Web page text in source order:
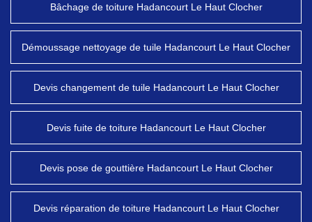
Bâchage de toiture Hadancourt Le Haut Clocher
Démoussage nettoyage de tuile Hadancourt Le Haut Clocher
Devis changement de tuile Hadancourt Le Haut Clocher
Devis fuite de toiture Hadancourt Le Haut Clocher
Devis pose de gouttière Hadancourt Le Haut Clocher
Devis réparation de toiture Hadancourt Le Haut Clocher